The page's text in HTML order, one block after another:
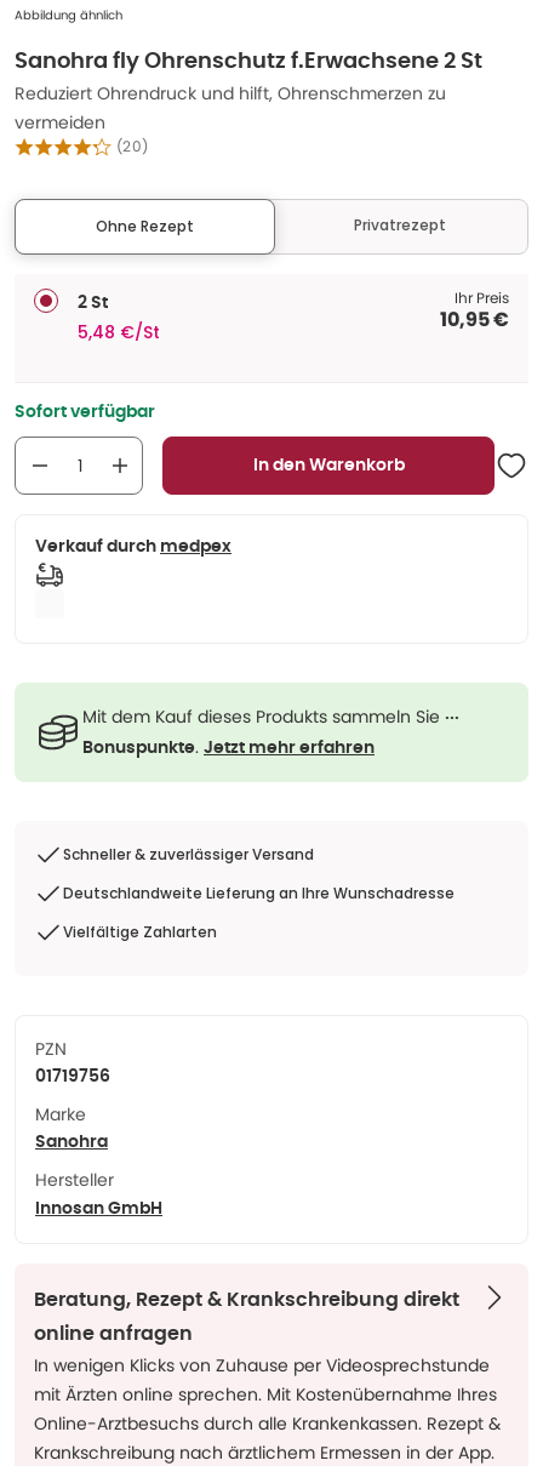
Abbildung ähnlich
Sanohra fly Ohrenschutz f.Erwachsene 2 St
Reduziert Ohrendruck und hilft, Ohrenschmerzen zu
vermeiden
(20)
Ohne Rezept Privatrezept
2 St
5,48 €/St
Ihr Preis
10,95 €
Sofort verfügbar
In den Warenkorb
Verkauf durch medpex
Mit dem Kauf dieses Produkts sammeln Sie ···
Bonuspunkte. Jetzt mehr erfahren
Schneller & zuverlässiger Versand
Deutschlandweite Lieferung an Ihre Wunschadresse
Vielfältige Zahlarten
PZN
01719756
Marke
Sanohra
Hersteller
Innosan GmbH
Beratung, Rezept & Krankschreibung direkt
online anfragen
In wenigen Klicks von Zuhause per Videosprechstunde
mit Ärzten online sprechen. Mit Kostenübernahme Ihres
Online-Arztbesuchs durch alle Krankenkassen. Rezept &
Krankschreibung nach ärztlichem Ermessen in der App.